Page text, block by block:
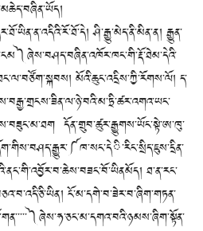
ཤི་རྒྱུ་མེད་ནི་མིན་ན། རྒྱུན་
མོའི་ཆུང་འདྲིས་ཀྱི་རོགས་ལོ། ད་
དོན་གྲུབ་ཚུར་རྒྱུགས་ཡོང་སྟེ་ཨ་ཁུ་
ཐ་ན་རང་
ངོ་མ་དགེ་བ་ཟེར་བ་ཞིག་གཏན་